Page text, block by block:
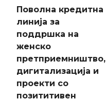
Поволна кредитна
линија за
поддршка на
женско
претприемништво,
дигитализација и
проекти со
позититивен